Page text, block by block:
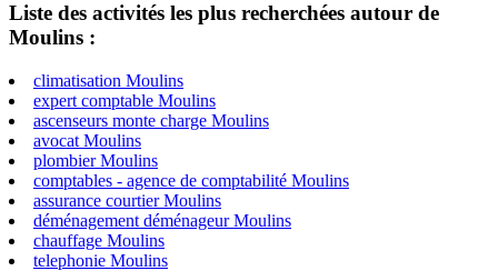
Liste des activités les plus recherchées autour de
Moulins :
climatisation Moulins
expert comptable Moulins
ascenseurs monte charge Moulins
avocat Moulins
plombier Moulins
comptables - agence de comptabilité Moulins
assurance courtier Moulins
déménagement déménageur Moulins
chauffage Moulins
telephonie Moulins